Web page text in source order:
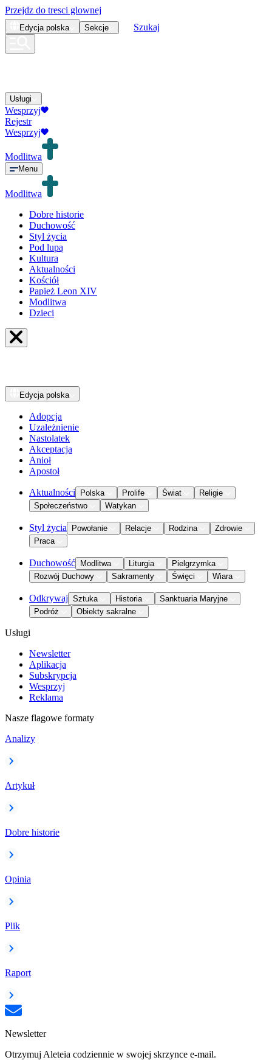
Przejdz do tresci glownej
Edycja polska Sekcje Szukaj
Usługi
Wesprzyj
Rejestr
Wesprzyj
Modlitwa
Menu
Modlitwa
Dobre historie
Duchowość
Styl życia
Pod lupą
Kultura
Aktualności
Kościół
Papież Leon XIV
Modlitwa
Dzieci
Edycja polska
Adopcja
Uzależnienie
Nastolatek
Akceptacja
Anioł
Apostoł
Aktualności Polska Prolife Świat
Religie
Społeczeństwo
Watykan
Styl życia Powołanie Relacje Rodzina
Zdrowie
Praca
Duchowość Modlitwa Liturgia
Pielgrzymka
Rozwój Duchowy
Sakramenty Święci Wiara
Odkrywaj Sztuka Historia
Sanktuaria Maryjne
Podróż
Obiekty sakralne
Usługi
Newsletter
Aplikacja
Subskrypcja
Wesprzyj
Reklama
Nasze flagowe formaty
Analizy
Artykuł
Dobre historie
Opinia
Plik
Raport
Newsletter
Otrzymuj Aleteia codziennie w swojej skrzynce e-mail.